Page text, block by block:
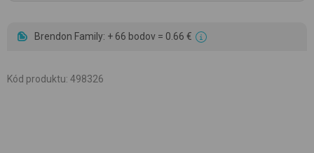
Brendon Family: + 66 bodov = 0.66 €
Kód produktu: 498326